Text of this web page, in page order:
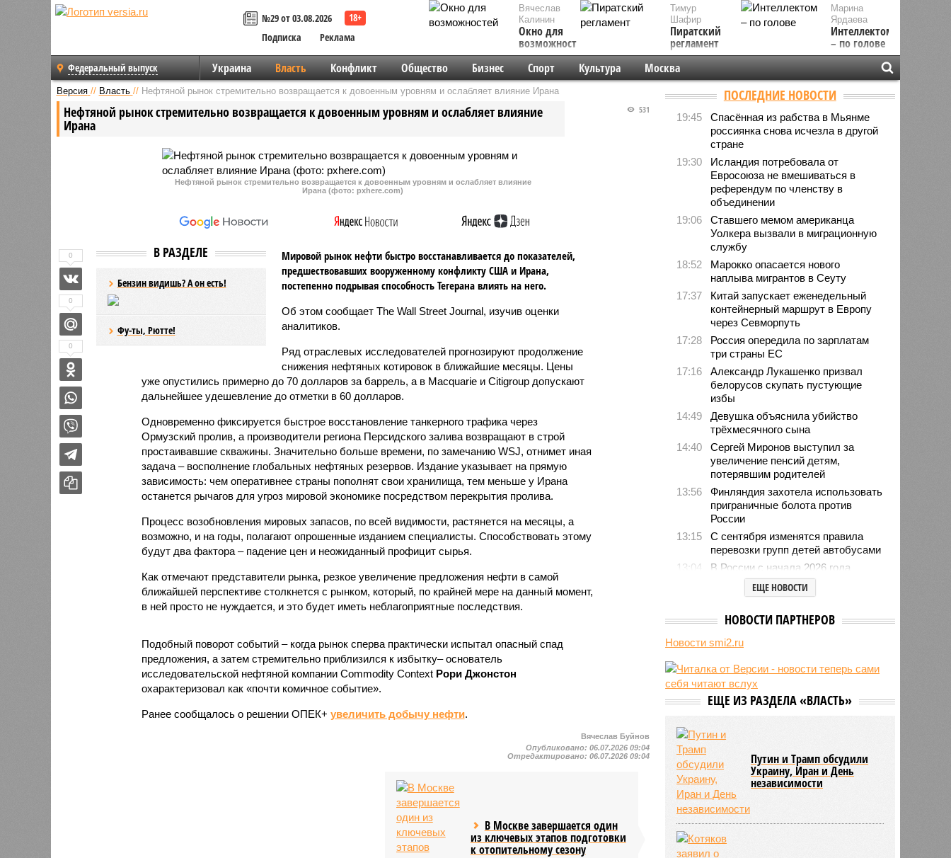
№29 от 03.08.2026
Подписка
Реклама
Вячеслав
Калинин
Окно для
возможностей
Марина
Ярдаева
Интеллектом
– по голове
Тимур
Шафир
Пиратский
регламент
Федеральный выпуск Украина Власть Конфликт Общество Бизнес Спорт Культура Москва
Версия // Власть // Нефтяной рынок стремительно возвращается к довоенным уровням и ослабляет влияние Ирана
Нефтяной рынок стремительно возвращается к довоенным уровням и ослабляет влияние
Ирана
531
Нефтяной рынок стремительно возвращается к довоенным уровням и ослабляет влияние
Ирана (фото: pxhere.com)
В РАЗДЕЛЕ
Бензин видишь? А он есть!
Фу-ты, Рютте!
Мировой рынок нефти быстро восстанавливается до показателей,
предшествовавших вооруженному конфликту США и Ирана,
постепенно подрывая способность Тегерана влиять на него.
Об этом сообщает The Wall Street Journal, изучив оценки
аналитиков.
Ряд отраслевых исследователей прогнозируют продолжение
снижения нефтяных котировок в ближайшие месяцы. Цены
уже опустились примерно до 70 долларов за баррель, а в Macquarie и Citigroup допускают
дальнейшее удешевление до отметки в 60 долларов.
Одновременно фиксируется быстрое восстановление танкерного трафика через
Ормузский пролив, а производители региона Персидского залива возвращают в строй
простаивавшие скважины. Значительно больше времени, по замечанию WSJ, отнимет иная
задача – восполнение глобальных нефтяных резервов. Издание указывает на прямую
зависимость: чем оперативнее страны пополнят свои хранилища, тем меньше у Ирана
останется рычагов для угроз мировой экономике посредством перекрытия пролива.
Процесс возобновления мировых запасов, по всей видимости, растянется на месяцы, а
возможно, и на годы, полагают опрошенные изданием специалисты. Способствовать этому
будут два фактора – падение цен и неожиданный профицит сырья.
Как отмечают представители рынка, резкое увеличение предложения нефти в самой
ближайшей перспективе столкнется с рынком, который, по крайней мере на данный момент,
в ней просто не нуждается, и это будет иметь неблагоприятные последствия.
Подобный поворот событий – когда рынок сперва практически испытал опасный спад
предложения, а затем стремительно приблизился к избытку– основатель
исследовательской нефтяной компании Commodity Context Рори Джонстон
охарактеризовал как «почти комичное событие».
Ранее сообщалось о решении ОПЕК+ увеличить добычу нефти.
0
0
0
Вячеслав Буйнов
Опубликовано:06.07.2026 09:04
Отредактировано:06.07.2026 09:04
В Москве завершается один
из ключевых этапов подготовки
к отопительному сезону
ПОСЛЕДНИЕ НОВОСТИ
19:45
Спасённая из рабства в Мьянме
россиянка снова исчезла в другой
стране
19:30
Исландия потребовала от
Евросоюза не вмешиваться в
референдум по членству в
объединении
19:06
Ставшего мемом американца
Уолкера вызвали в миграционную
службу
18:52
Марокко опасается нового
наплыва мигрантов в Сеуту
17:37
Китай запускает еженедельный
контейнерный маршрут в Европу
через Севморпуть
17:28
Россия опередила по зарплатам
три страны ЕС
17:16
Александр Лукашенко призвал
белорусов скупать пустующие
избы
14:49
Девушка объяснила убийство
трёхмесячного сына
14:40
Сергей Миронов выступил за
увеличение пенсий детям,
потерявшим родителей
13:56
Финляндия захотела использовать
приграничные болота против
России
13:15
С сентября изменятся правила
перевозки групп детей автобусами
13:04
В России с начала 2026 года
существенно вырос объём выдачи
ипотеки
внезапному отключению
электроэнергии
обменом разведданными между
США и Украиной с работой
боевого ИИ Palantir
усомнился в современной картине
ЕЩЕ НОВОСТИ
НОВОСТИ ПАРТНЕРОВ
Новости smi2.ru
ЕЩЕ ИЗ РАЗДЕЛА «ВЛАСТЬ»
Путин и Трамп обсудили
Украину, Иран и День
независимости